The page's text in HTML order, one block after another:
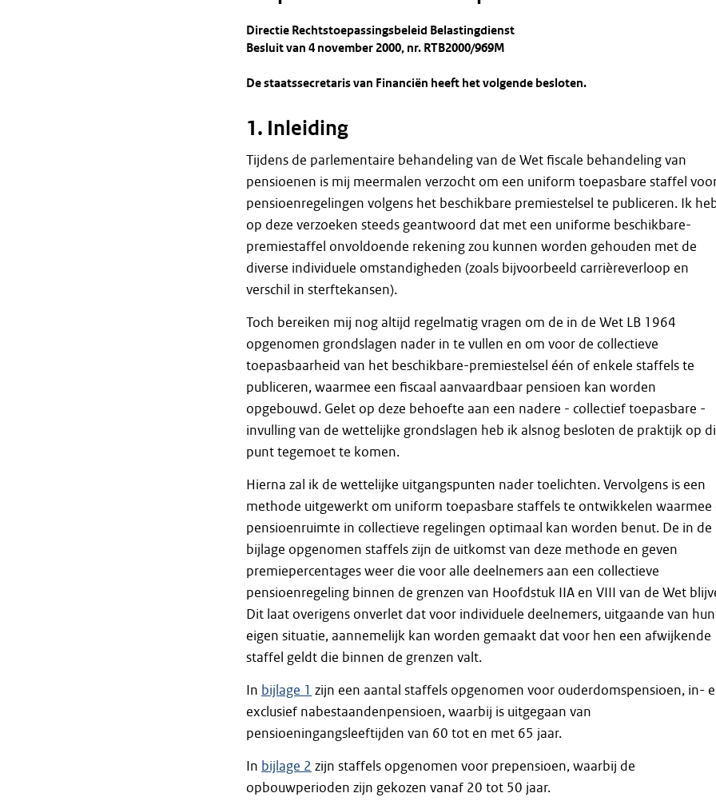
Directie Rechtstoepassingsbeleid Belastingdienst
Besluit van 4 november 2000, nr. RTB2000/969M
De staatssecretaris van Financiën heeft het volgende besloten.
1. Inleiding
Tijdens de parlementaire behandeling van de Wet fiscale behandeling van
pensioenen is mij meermalen verzocht om een uniform toepasbare staffel
pensioenregelingen volgens het beschikbare premiestelsel te publiceren. Ik
op deze verzoeken steeds geantwoord dat met een uniforme beschikbare-
premiestaffel onvoldoende rekening zou kunnen worden gehouden met de
diverse individuele omstandigheden (zoals bijvoorbeeld carrièreverloop en
verschil in sterftekansen).
Toch bereiken mij nog altijd regelmatig vragen om de in de Wet LB 1964
opgenomen grondslagen nader in te vullen en om voor de collectieve
toepasbaarheid van het beschikbare-premiestelsel één of enkele staffels te
publiceren, waarmee een fiscaal aanvaardbaar pensioen kan worden
opgebouwd. Gelet op deze behoefte aan een nadere - collectief toepasbare -
invulling van de wettelijke grondslagen heb ik alsnog besloten de praktijk op
punt tegemoet te komen.
Hierna zal ik de wettelijke uitgangspunten nader toelichten. Vervolgens is een
methode uitgewerkt om uniform toepasbare staffels te ontwikkelen waarmee
pensioenruimte in collectieve regelingen optimaal kan worden benut. De in de
bijlage opgenomen staffels zijn de uitkomst van deze methode en geven
premiepercentages weer die voor alle deelnemers aan een collectieve
pensioenregeling binnen de grenzen van Hoofdstuk IIA en VIII van de Wet
Dit laat overigens onverlet dat voor individuele deelnemers, uitgaande van hun
eigen situatie, aannemelijk kan worden gemaakt dat voor hen een afwijkende
staffel geldt die binnen de grenzen valt.
In bijlage 1 zijn een aantal staffels opgenomen voor ouderdomspensioen, in-
exclusief nabestaandenpensioen, waarbij is uitgegaan van
pensioeningangsleeftijden van 60 tot en met 65 jaar.
In bijlage 2 zijn staffels opgenomen voor prepensioen, waarbij de
opbouwperioden zijn gekozen vanaf 20 tot 50 jaar.